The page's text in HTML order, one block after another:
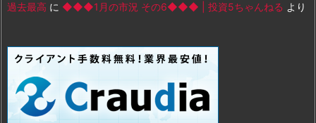
過去最高 に ◆◆◆1月の市況 その6◆◆◆ | 投資5ちゃんねる より